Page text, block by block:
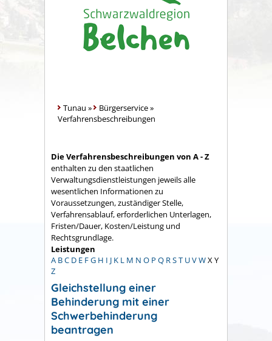
Tunau » Bürgerservice»
Verfahrensbeschreibungen
Die Verfahrensbeschreibungen von A - Z
enthalten zu den staatlichen
Verwaltungsdienstleistungen jeweils alle
wesentlichen Informationen zu
Voraussetzungen, zuständiger Stelle,
Verfahrensablauf, erforderlichen Unterlagen,
Fristen/Dauer, Kosten/Leistung und
Rechtsgrundlage.
Leistungen
A BC D E FG H I J K L M N O P Q RST UVWX Y
Z
Gleichstellung einer
Behinderung mit einer
Schwerbehinderung
beantragen